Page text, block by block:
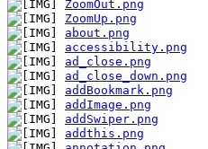
ZoomOut.png
ZoomUp.png
about.png
accessibility.png
ad_close.png
ad_close_down.png
addBookmark.png
addImage.png
addSwiper.png
addthis.png